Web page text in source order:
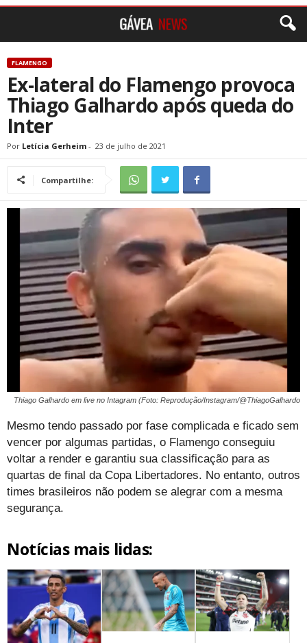
FLAMENGO
Ex-lateral do Flamengo provoca
Thiago Galhardo após queda do
Inter
Por Letícia Gerheim - 23 de julho de 2021
Compartilhe:
Thiago Galhardo em live no Intagram (Foto: Reprodução/Instagram/@ThiagoGalhardo
Mesmo tendo passado por fase complicada e ficado sem
vencer por algumas partidas, o Flamengo conseguiu
voltar a render e garantiu sua classificação para as
quartas de final da Copa Libertadores. No entanto, outros
times brasileiros não podem se alegrar com a mesma
segurança.
Notícias mais lidas: